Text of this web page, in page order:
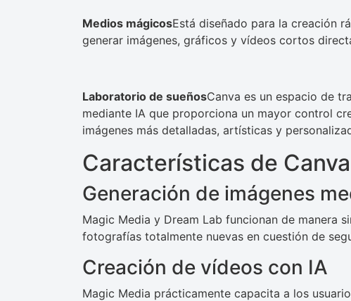
Medios mágicosEstá diseñado para la creación
generar imágenes, gráficos y vídeos cortos
Laboratorio de sueñosCanva es un espacio de
mediante IA que proporciona un mayor control
imágenes más detalladas, artísticas y
Características de Canva
Generación de imágenes
Magic Media y Dream Lab funcionan de manera
fotografías totalmente nuevas en cuestión de
Creación de vídeos con IA
Magic Media prácticamente capacita a los